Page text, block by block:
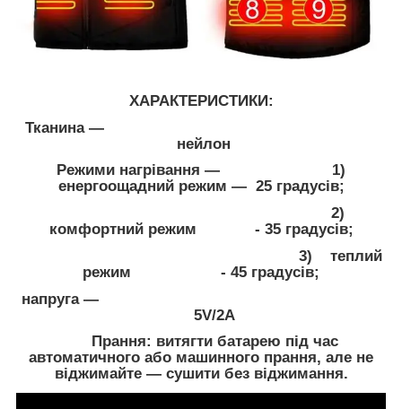
ХАРАКТЕРИСТИКИ:
Тканина —
нейлон
Режими нагрівання — 1)
енергоощадний режим — 25 градусів;
2)
комфортний режим - 35 градусів;
3) теплий
режим - 45 градусів;
напруга —
5V/2A
Прання: витягти батарею під час
автоматичного або машинного прання, але не
віджимайте — сушити без віджимання.